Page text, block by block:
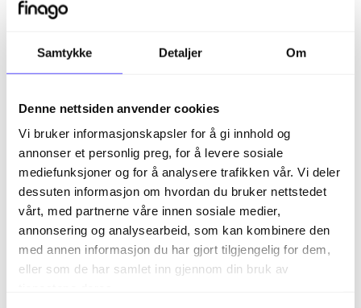
Samtykke Detaljer Om
Denne nettsiden anvender cookies
Vi bruker informasjonskapsler for å gi innhold og
annonser et personlig preg, for å levere sosiale
mediefunksjoner og for å analysere trafikken vår. Vi deler
dessuten informasjon om hvordan du bruker nettstedet
vårt, med partnerne våre innen sosiale medier,
annonsering og analysearbeid, som kan kombinere den
med annen informasjon du har gjort tilgjengelig for dem,
eller som de har samlet inn gjennom din bruk av
ProductDescLong
tegn).
Prisliste-importen oppdaterer prislister til
produkter. Selve prislistene legges opp under
Dashboard → Administrasjon → Innstillinger
→ Økonomi → Produkt → Prisliste , og prisene som
importeres legges inn på produktkortene på
Prisliste-fanen.
Når man skal opprette en ny ordre, så kan man i